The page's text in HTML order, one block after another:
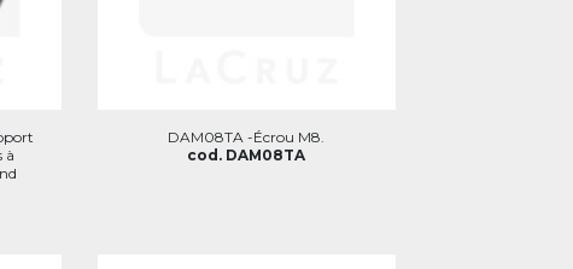
à
DAM08TA -Écrou M8.
cod. DAM08TA